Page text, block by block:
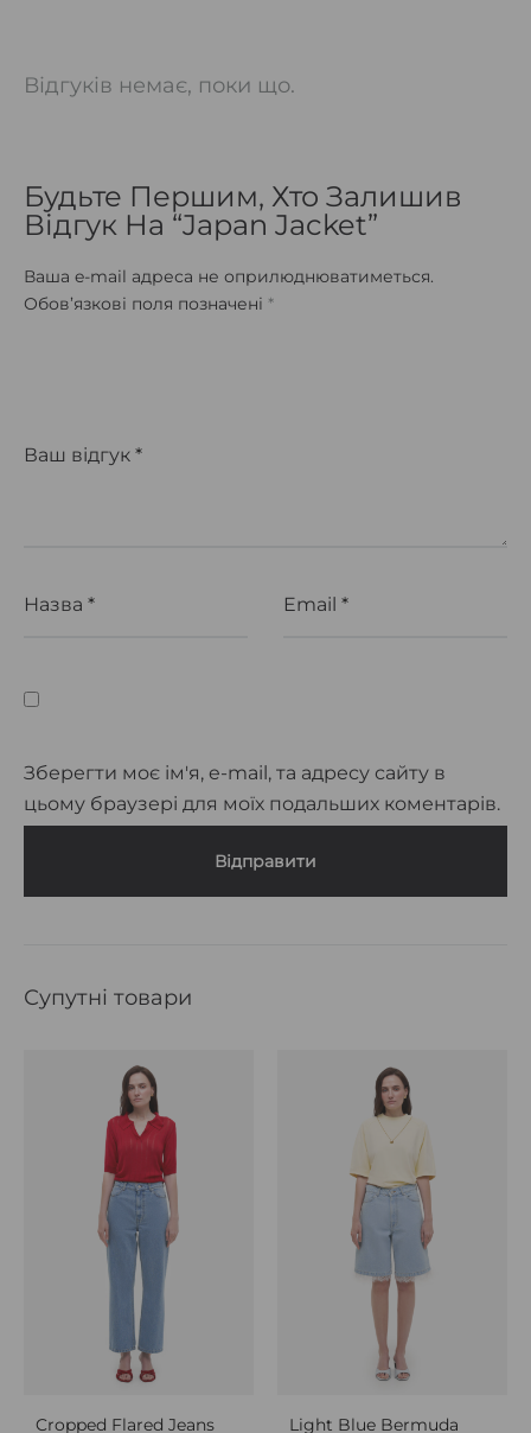
Відгуків немає, поки що.
Будьте Першим, Хто Залишив
Відгук На “Japan Jacket”
Ваша e-mail адреса не оприлюднюватиметься.
Обов’язкові поля позначені *
Ваш відгук *
Назва * Email *
Зберегти моє ім'я, e-mail, та адресу сайту в
цьому браузері для моїх подальших коментарів.
Супутні товари
Cropped Flared Jeans Light Blue Bermuda